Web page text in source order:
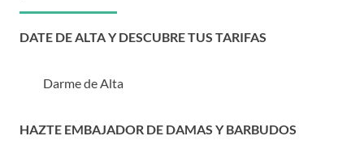
DATE DE ALTA Y DESCUBRE TUS TARIFAS
Darme de Alta
HAZTE EMBAJADOR DE DAMAS Y BARBUDOS